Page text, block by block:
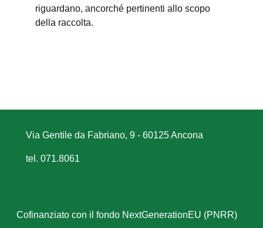
riguardano, ancorché pertinenti allo scopo
della raccolta.
Via Gentile da Fabriano, 9 - 60125 Ancona
tel. 071.8061
Cofinanziato con il fondo NextGenerationEU (PNRR)